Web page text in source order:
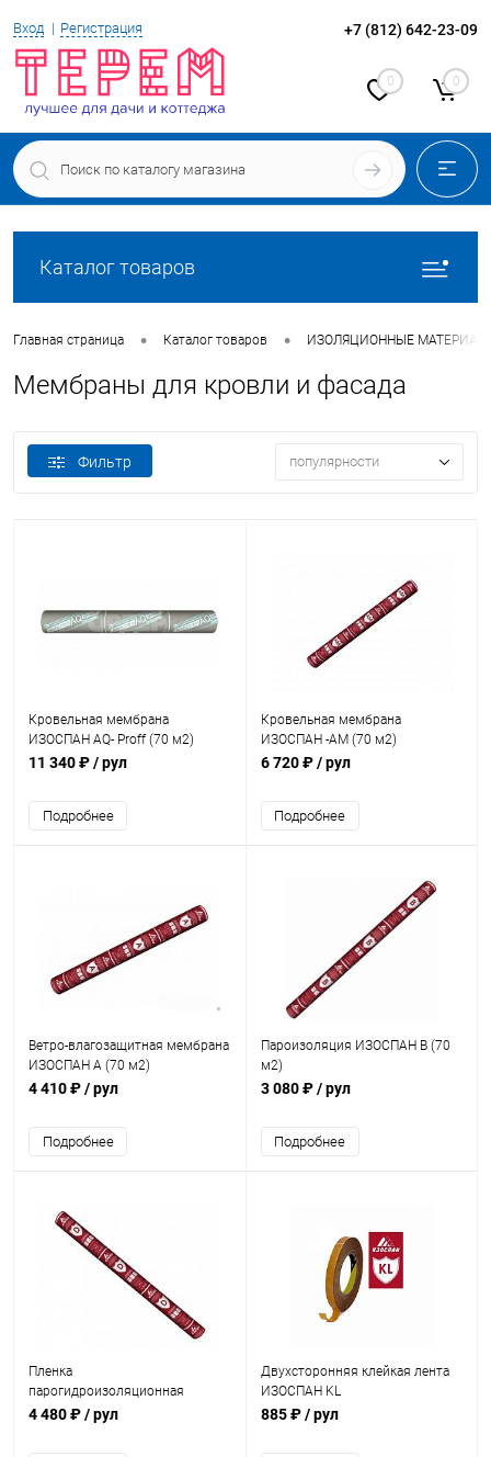
Вход Регистрация +7 (812) 642-23-09
0 0
Каталог товаров
Главная страница • Каталог товаров • ИЗОЛЯЦИОННЫЕ
Мембраны для кровли и фасада
Фильтр популярности
Кровельная мембрана
ИЗОСПАН AQ- Proff (70 м2)
11 340 ₽/ рул
Подробнее
Кровельная мембрана
ИЗОСПАН -АM (70 м2)
6 720 ₽/ рул
Подробнее
Ветро-влагозащитная мембрана
ИЗОСПАН А (70 м2)
4 410 ₽/ рул
Подробнее
Пароизоляция ИЗОСПАН B (70
м2)
3 080 ₽/ рул
Подробнее
Пленка
парогидроизоляционная
универсальная ИЗОСПАН D (70
4 480 ₽/ рул
Двухсторонняя клейкая лента
ИЗОСПАН KL
885 ₽/ рул